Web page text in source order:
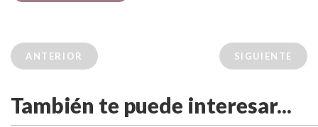
ANTERIOR SIGUIENTE
También te puede interesar...